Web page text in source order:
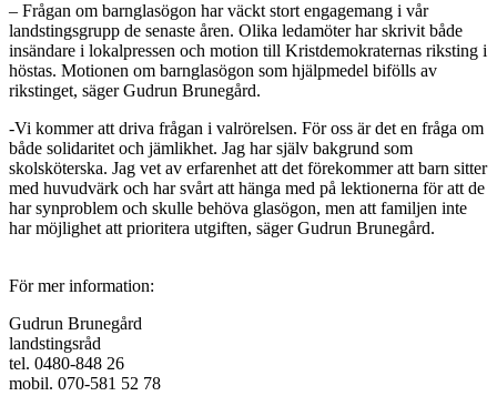
– Frågan om barnglasögon har väckt stort engagemang i vår
landstingsgrupp de senaste åren. Olika ledamöter har skrivit både
insändare i lokalpressen och motion till Kristdemokraternas riksting i
höstas. Motionen om barnglasögon som hjälpmedel bifölls av
rikstinget, säger Gudrun Brunegård.
-Vi kommer att driva frågan i valrörelsen. För oss är det en fråga om
både solidaritet och jämlikhet. Jag har själv bakgrund som
skolsköterska. Jag vet av erfarenhet att det förekommer att barn sitter
med huvudvärk och har svårt att hänga med på lektionerna för att de
har synproblem och skulle behöva glasögon, men att familjen inte
har möjlighet att prioritera utgiften, säger Gudrun Brunegård.
För mer information:
Gudrun Brunegård
landstingsråd
tel. 0480-848 26
mobil. 070-581 52 78